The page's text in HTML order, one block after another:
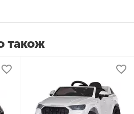
також